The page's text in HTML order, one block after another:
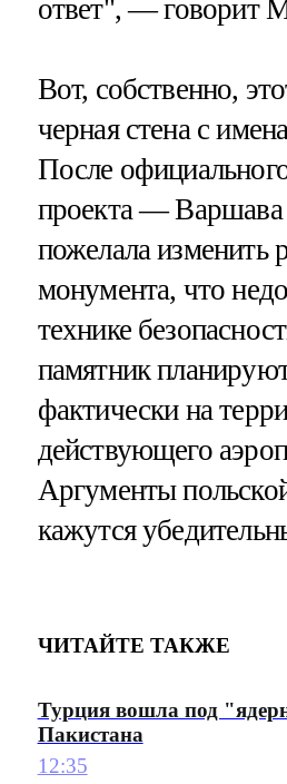
ответ", — говорит
Вот, собственно,
черная стена с
После
проекта — Варшава
пожелала изменить
монумента, что
технике
памятник
фактически на
действующего
Аргументы
кажутся
ЧИТАЙТЕ ТАКЖЕ
Турция вошла под
Пакистана
12:35